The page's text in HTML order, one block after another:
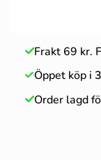
Frakt 69 kr.
Öppet köp i
Order lagd